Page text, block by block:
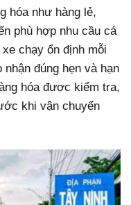
hóa như hàng lẻ,
phù hợp nhu cầu cá
chạy ổn định mỗi
đúng hẹn và hạn
hóa được kiểm tra,
khi vận chuyển